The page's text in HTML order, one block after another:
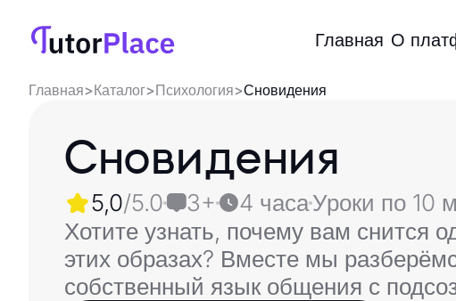
Главная О
Главная>Каталог>Психология>Сновидения
Сновидения
5,0/5.0 3+ 4 часаУроки по 10
Хотите узнать, почему вам снится
этих образах? Вместе мы
собственный язык общения с